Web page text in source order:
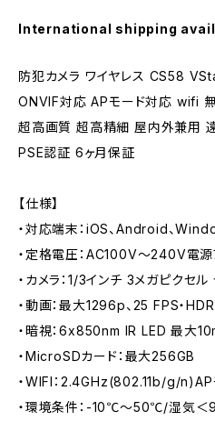
International shipping
防犯カメラ ワイヤレス CS58
ONVIF対応 APモード対応 wifi
超高画質 超高精細 屋内外兼用
PSE認証 6ヶ月保証
【仕様】
・対応端末：iOS、Android、
・定格電圧：AC100V～240V電源
・カメラ：1/3インチ 3メガピクセ
・動画：最大1296p、25 FPS・
・暗視：6x850nm IR LED 最大
・MicroSDカード：最大256GB
・WIFI：2.4GHz(802.11b/g/n)AP
・環境条件：-10℃～50℃/湿気＜